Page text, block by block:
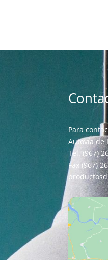
Para
Autovía de
Tel. (967)
Fax (967)